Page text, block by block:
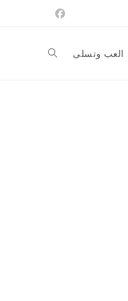
العب وتسلى Toggle